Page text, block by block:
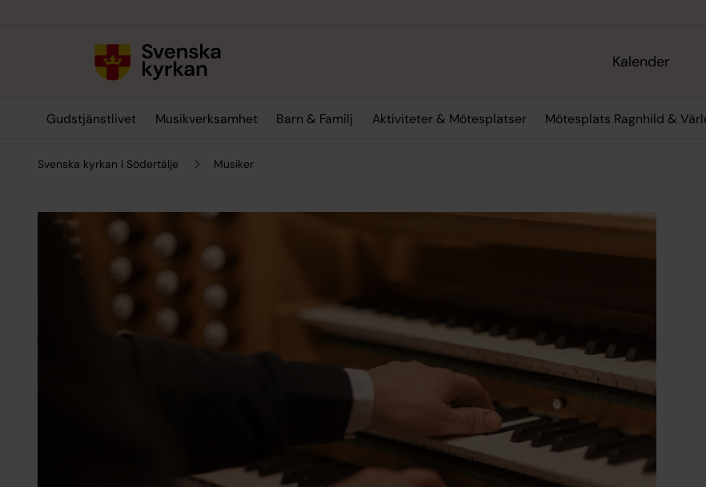
Kalender
Gudstjänstlivet Musikverksamhet Barn & Familj Aktiviteter & Mötesplatser Mötesplats Ragnhild &
Svenska kyrkan i Södertälje Musiker